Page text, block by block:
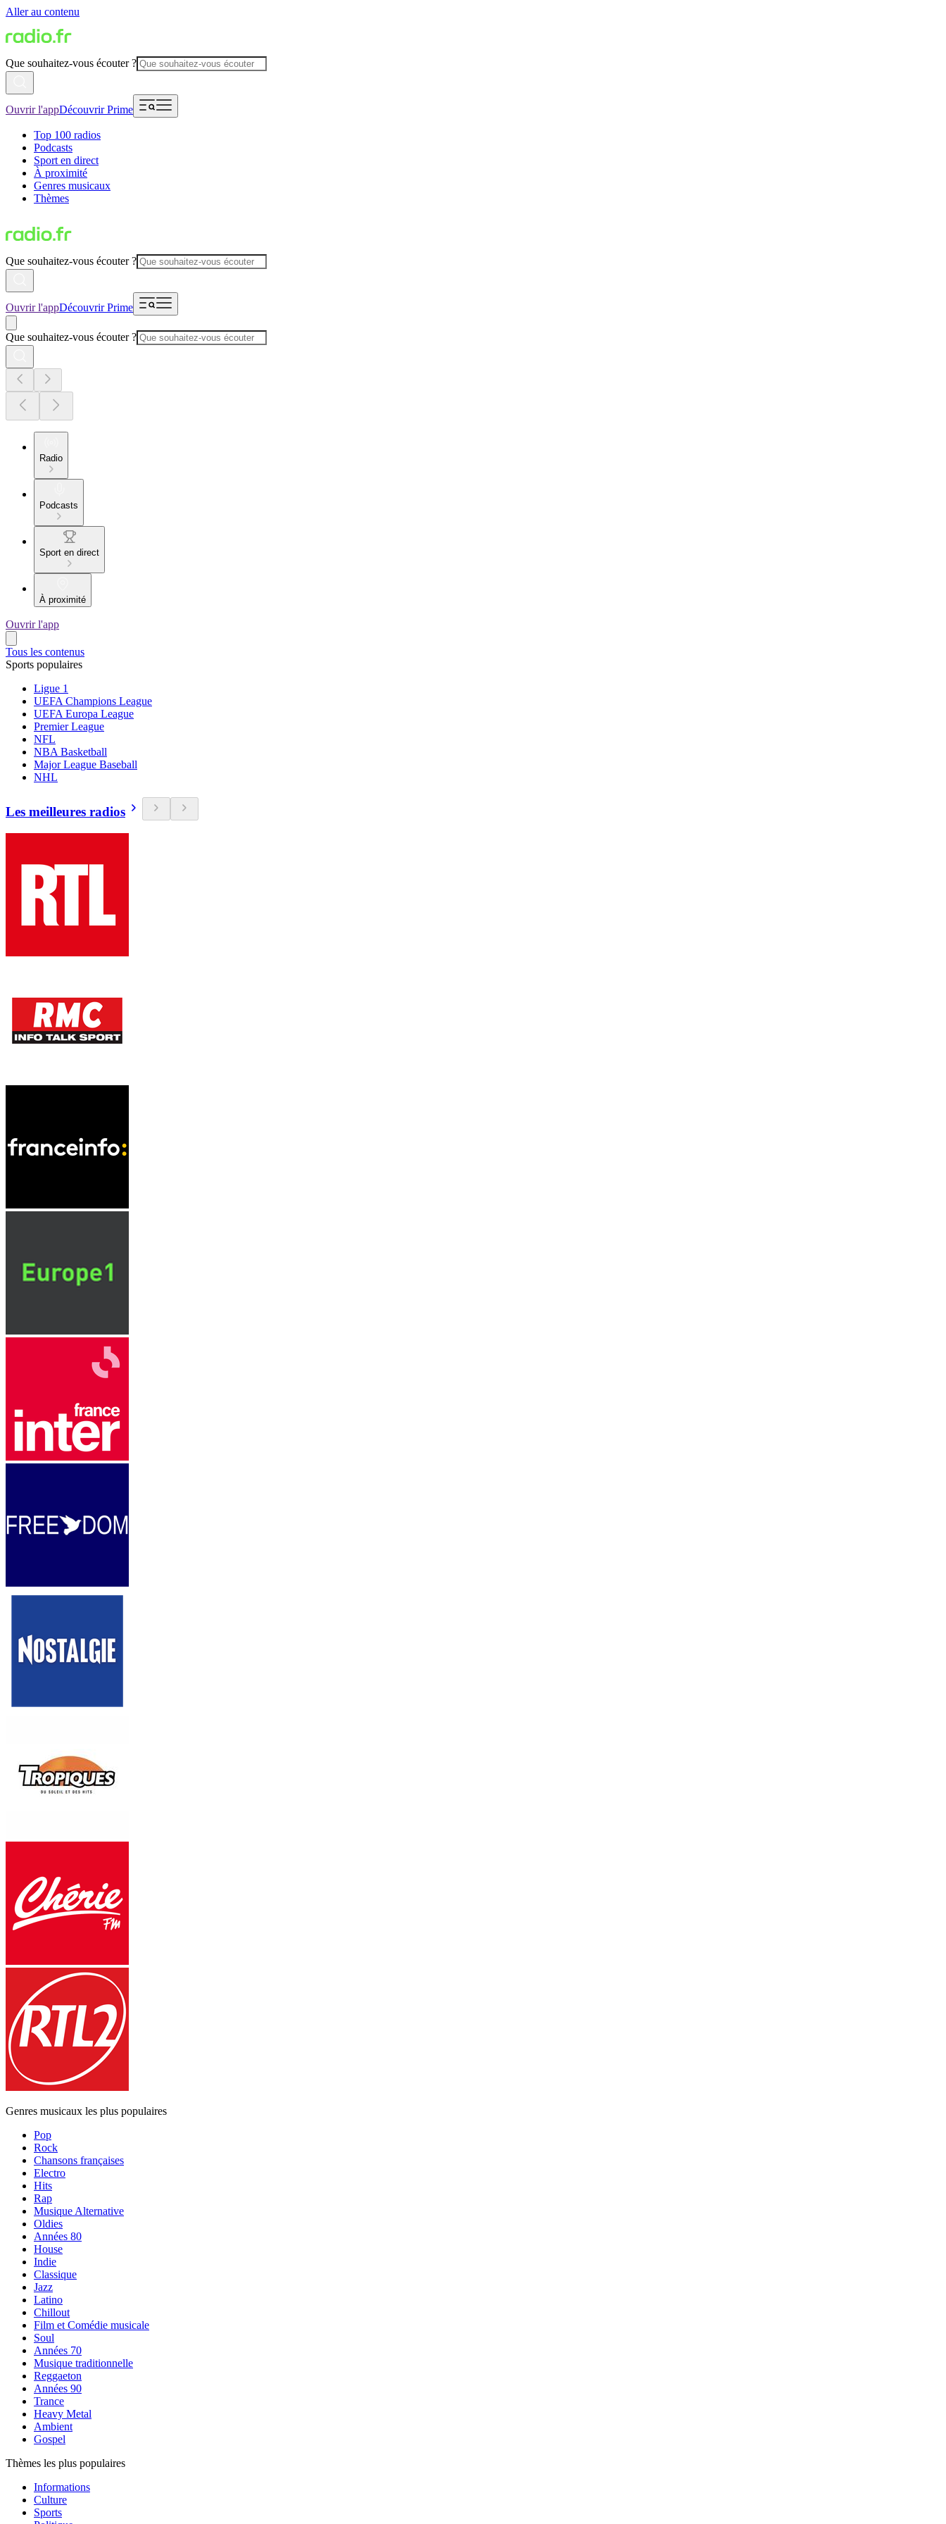
Aller au contenu
Que souhaitez-vous écouter ?
Ouvrir l'appDécouvrir Prime
Top 100 radios
Podcasts
Sport en direct
À proximité
Genres musicaux
Thèmes
Que souhaitez-vous écouter ?
Ouvrir l'appDécouvrir Prime
Que souhaitez-vous écouter ?
Radio
Podcasts
Sport en direct
À proximité
Ouvrir l'app
Tous les contenus
Sports populaires
Ligue 1
UEFA Champions League
UEFA Europa League
Premier League
NFL
NBA Basketball
Major League Baseball
NHL
Les meilleures radios
Genres musicaux les plus populaires
Pop
Rock
Chansons françaises
Electro
Hits
Rap
Musique Alternative
Oldies
Années 80
House
Indie
Classique
Jazz
Latino
Chillout
Film et Comédie musicale
Soul
Années 70
Musique traditionnelle
Reggaeton
Années 90
Trance
Heavy Metal
Ambient
Gospel
Thèmes les plus populaires
Informations
Culture
Sports